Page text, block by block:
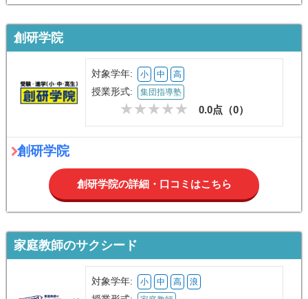
創研学院
対象学年: 小 中 高
授業形式: 集団指導塾
0.0点（0）
創研学院
創研学院の詳細・口コミはこちら
家庭教師のサクシード
対象学年: 小 中 高 浪